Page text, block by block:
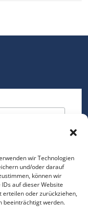
wir Technologien
und/oder darauf
können wir
auf dieser Website
erteilen oder zurückziehen,
beeinträchtigt werden.
*